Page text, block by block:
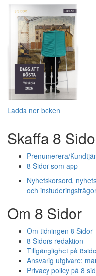
Ladda ner boken
Skaffa 8
Prenumerera/
8 Sidor som app
Nyhetskorsord,
och
Om 8 Sidor
Om tidningen 8 Sidor
8 Sidors redaktion
Tillgänglighet på
Ansvarig utgivare:
Privacy policy på 8